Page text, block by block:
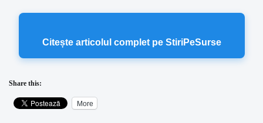
Citește articolul complet pe StiriPeSurse
Share this:
More